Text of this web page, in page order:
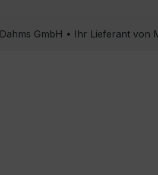
Dahms GmbH • Ihr Lieferant von